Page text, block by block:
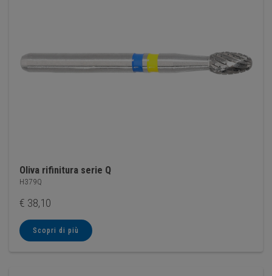
Oliva rifinitura serie Q
H379Q
€ 38,10
Scopri di più